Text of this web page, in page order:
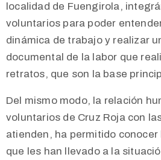
localidad de Fuengirola,
voluntarios para poder
dinámica de trabajo y realizar
documental de la labor que
retratos, que son la base
Del mismo modo, la relación
voluntarios de Cruz Roja con
atienden, ha permitido
que les han llevado a la